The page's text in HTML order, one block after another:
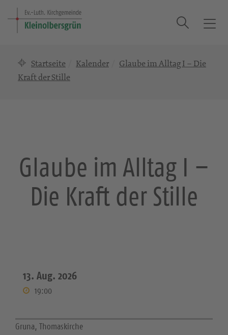
T
Suche
Startseite Kalender
Glaube im Alltag I – Die
Kraft der Stille
Glaube im Alltag I –
Die Kraft der Stille
13. Aug. 2026
19:00
Gruna, Thomaskirche